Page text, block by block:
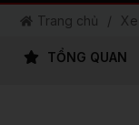
Trang chủ /
TỔNG QUAN